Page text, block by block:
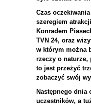
Czas
szeregiem
Konradem
TVN 24, oraz
w którym można
rzeczy o naturze,
to jest przeżyć
zobaczyć swój
Następnego dnia
uczestników, a